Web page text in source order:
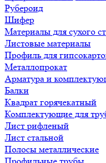
Рубероид
Шифер
Материалы для сухого
Листовые материалы
Профиль для
Металлопрокат
Арматура и
Балки
Квадрат горячекатный
Комплектующие для
Лист рифленый
Лист стальной
Полосы металлические